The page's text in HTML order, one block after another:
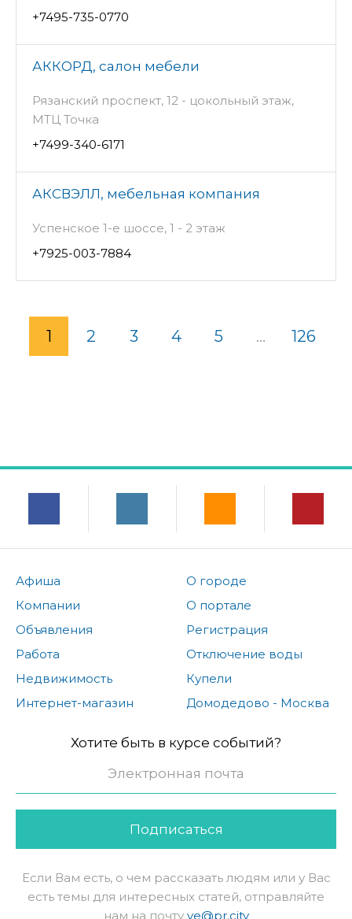
+7495-735-0770
АККОРД, салон мебели
Рязанский проспект, 12 - цокольный этаж,
МТЦ Точка
+7499-340-6171
АКСВЭЛЛ, мебельная компания
Успенское 1-е шоссе, 1 - 2 этаж
+7925-003-7884
1 2 3 4 5 ... 126
Афиша
Компании
Объявления
Работа
Недвижимость
Интернет-магазин
О городе
О портале
Регистрация
Отключение воды
Купели
Домодедово - Москва
Хотите быть в курсе событий?
Подписаться
Если Вам есть, о чем рассказать людям или у Вас
есть темы для интересных статей, отправляйте
нам на почту ve@pr.city